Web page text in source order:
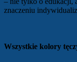
znaczeniu
Wszystkie kolory